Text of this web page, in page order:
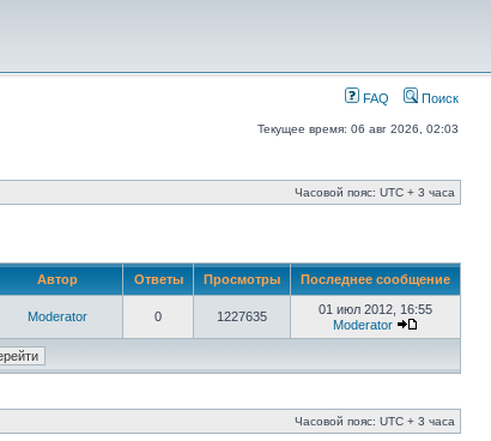
FAQ Поиск
Текущее время: 06 авг 2026, 02:03
Часовой пояс: UTC + 3 часа
Автор Ответы Просмотры Последнее сообщение
Moderator 0 1227635
01 июл 2012, 16:55
Moderator
Часовой пояс: UTC + 3 часа